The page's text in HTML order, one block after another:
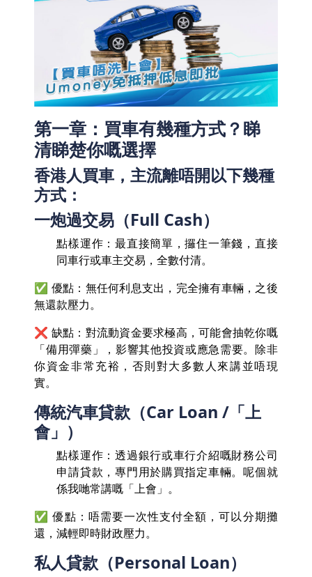
第一章：買車有幾種方式？睇
清睇楚你嘅選擇
香港人買車，主流離唔開以下幾種
方式：
一炮過交易（Full Cash）
點樣運作：最直接簡單，攞住一筆錢，直接
同車行或車主交易，全數付清。
✅ 優點：無任何利息支出，完全擁有車輛，之後
無還款壓力。
❌ 缺點：對流動資金要求極高，可能會抽乾你嘅
「備用彈藥」，影響其他投資或應急需要。除非
你資金非常充裕，否則對大多數人來講並唔現
實。
傳統汽車貸款（Car Loan /「上
會」）
點樣運作：透過銀行或車行介紹嘅財務公司
申請貸款，專門用於購買指定車輛。呢個就
係我哋常講嘅「上會」。
✅ 優點：唔需要一次性支付全額，可以分期攤
還，減輕即時財政壓力。
私人貸款（Personal Loan）